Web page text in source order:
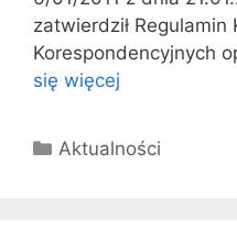
zatwierdził Regulamin
Korespondencyjnych
się więcej
Kategorie
Aktualności